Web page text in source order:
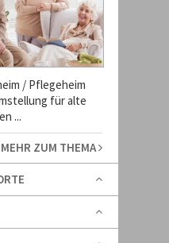
/ Pflegeheim
für alte
...
MEHR ZUM THEMA